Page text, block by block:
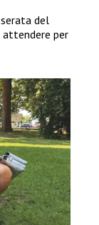
del
attendere per